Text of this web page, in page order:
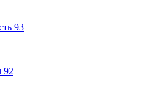
93
92